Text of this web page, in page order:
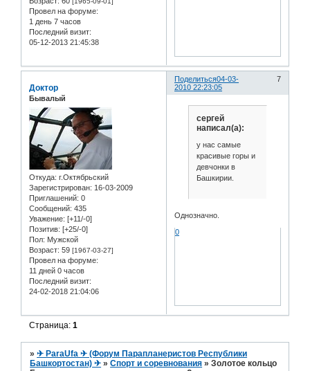
Провел на форуме:
1 день 7 часов
Последний визит:
05-12-2013 21:45:38
Поделиться 7
04-03-
2010 22:23:05
Доктор
Бывалый
Откуда: г.Октябрьский
Зарегистрирован: 16-03-2009
Приглашений: 0
Сообщений: 435
Уважение: [+11/-0]
Позитив: [+25/-0]
Пол: Мужской
Возраст: 59 [1967-03-27]
Провел на форуме:
11 дней 0 часов
Последний визит:
24-02-2018 21:04:06
сергей
написал(а):
у нас самые
красивые горы и
девчонки в
Башкирии.
Однозначно.
0
Страница:1
»✈ ParaUfa ✈ (Форум Парапланеристов Республики
Башкортостан) ✈ »Спорт и соревнования »Золотое кольцо